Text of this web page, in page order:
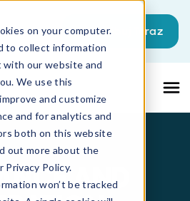
on your computer.
to collect information
our website and
We use this
and customize
and for analytics and
both on this website
out more about the
Privacy Policy.
won’t be tracked
wyszukiwania z dołączoną
wyników,
Wypróbuj Teraz
AND